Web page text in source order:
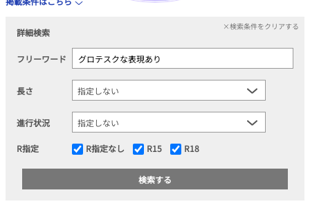
詳細検索
×検索条件をクリアする
フリーワード
長さ
進行状況
R指定 R指定なし R15 R18